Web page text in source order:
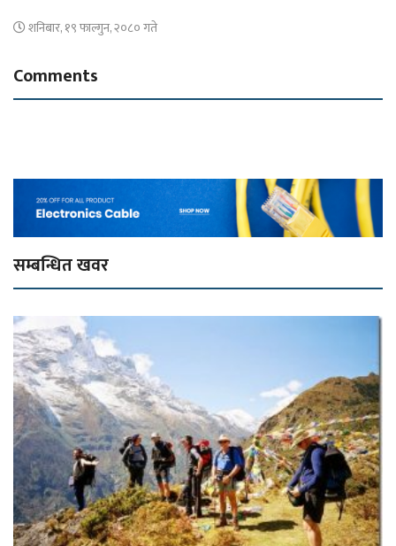
शनिबार, १९ फाल्गुन, २०८० गते
Comments
सम्बन्धित खवर